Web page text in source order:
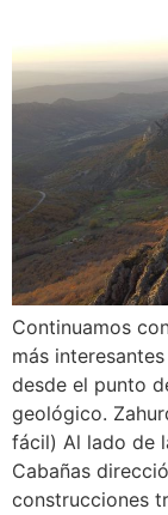
Continuamos
más
desde el punto
geológico.
fácil) Al lado de
Cabañas
construcciones